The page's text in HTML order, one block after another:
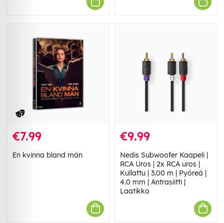
€7.99
En kvinna bland män
€9.99
Nedis Subwoofer Kaapeli |
RCA Uros | 2x RCA uros |
Kullattu | 3.00 m | Pyöreä |
4.0 mm | Antrasiitti |
Laatikko